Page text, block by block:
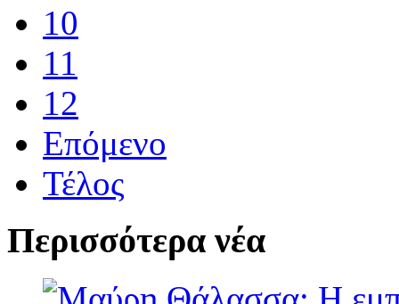
10
11
12
Επόμενο
Τέλος
Περισσότερα νέα